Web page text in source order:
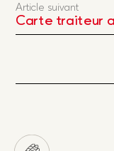
Article suivant
Carte traiteur